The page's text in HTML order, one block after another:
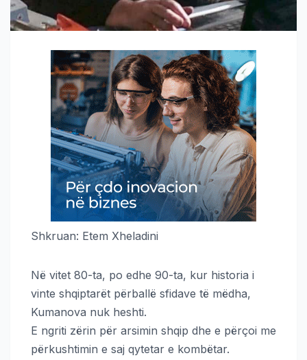
Shkruan: Etem Xheladini
Në vitet 80-ta, po edhe 90-ta, kur historia i
vinte shqiptarët përballë sfidave të mëdha,
Kumanova nuk heshti.
E ngriti zërin për arsimin shqip dhe e përçoi me
përkushtimin e saj qytetar e kombëtar.